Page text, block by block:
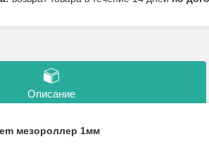
Описание
мезороллер 1мм